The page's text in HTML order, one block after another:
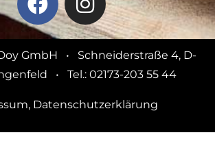
GmbH • Schneiderstraße 4, D-
• Tel.: 02173-203 55 44
, Datenschutzerklärung